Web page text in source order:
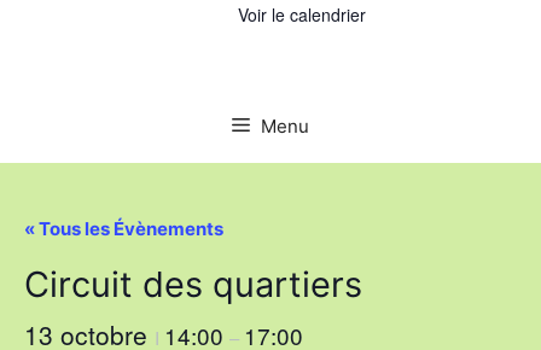
Voir le calendrier
Menu
« Tous les Évènements
Circuit des quartiers
13 octobre I 14:00 – 17:00